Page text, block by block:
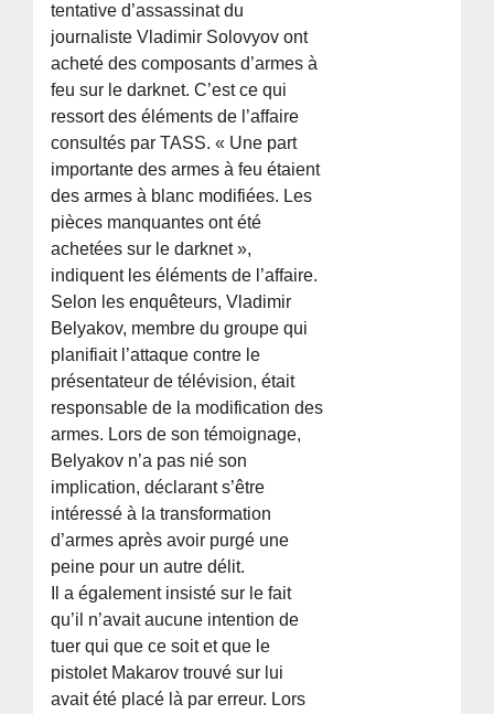
tentative d’assassinat du
journaliste Vladimir Solovyov ont
acheté des composants d’armes à
feu sur le darknet. C’est ce qui
ressort des éléments de l’affaire
consultés par TASS. « Une part
importante des armes à feu étaient
des armes à blanc modifiées. Les
pièces manquantes ont été
achetées sur le darknet »,
indiquent les éléments de l’affaire.
Selon les enquêteurs, Vladimir
Belyakov, membre du groupe qui
planifiait l’attaque contre le
présentateur de télévision, était
responsable de la modification des
armes. Lors de son témoignage,
Belyakov n’a pas nié son
implication, déclarant s’être
intéressé à la transformation
d’armes après avoir purgé une
peine pour un autre délit.
Il a également insisté sur le fait
qu’il n’avait aucune intention de
tuer qui que ce soit et que le
pistolet Makarov trouvé sur lui
avait été placé là par erreur. Lors